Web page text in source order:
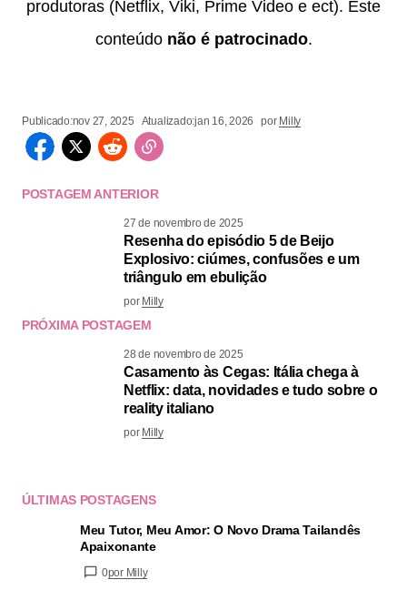
produtoras (Netflix, Viki, Prime Video e ect). Este
conteúdo não é patrocinado.
Publicado:nov 27, 2025 Atualizado:jan 16, 2026 por Milly
POSTAGEM ANTERIOR
27 de novembro de 2025
Resenha do episódio 5 de Beijo
Explosivo: ciúmes, confusões e um
triângulo em ebulição
por Milly
PRÓXIMA POSTAGEM
28 de novembro de 2025
Casamento às Cegas: Itália chega à
Netflix: data, novidades e tudo sobre o
reality italiano
por Milly
ÚLTIMAS POSTAGENS
Meu Tutor, Meu Amor: O Novo Drama Tailandês
Apaixonante
0por Milly